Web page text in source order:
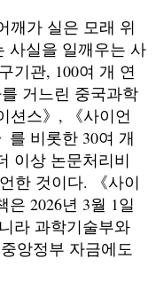
깨가 실은 모래 위
사실을 일깨우는 사
기관, 100여 개 연
거느린 중국과학
션스》, 《사이언
를 비롯한 30여 개
이상 논문처리비
한 것이다. 《사이
2026년 3월 1일
라 과학기술부와
앙정부 자금에도